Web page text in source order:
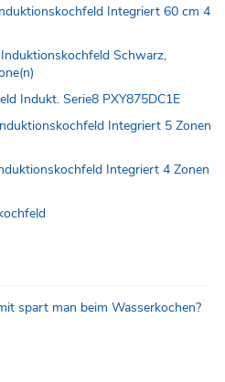
Integriert 60 cm 4
Schwarz,
Indukt. Serie8 PXY875DC1E
Integriert 5 Zonen
Integriert 4 Zonen
spart man beim Wasserkochen?